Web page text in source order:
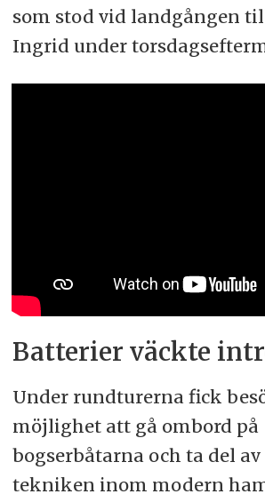
som stod vid landgången
Ingrid under
Batterier väckte
Under rundturerna fick
möjlighet att gå ombord på
bogserbåtarna och ta del av
tekniken inom modern